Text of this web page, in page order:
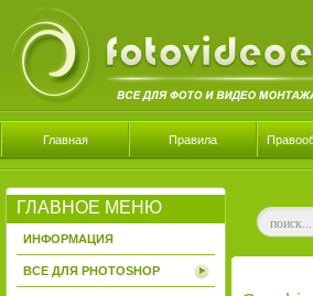
Главная Правила
ГЛАВНОЕ МЕНЮ
ИНФОРМАЦИЯ
ВСЕ ДЛЯ PHOTOSHOP